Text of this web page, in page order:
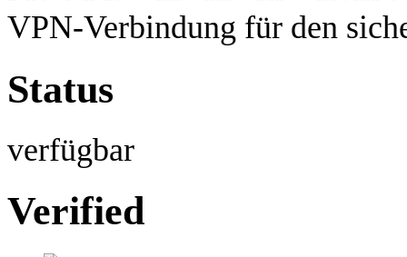
VPN-Verbindung für den
Status
verfügbar
Verified